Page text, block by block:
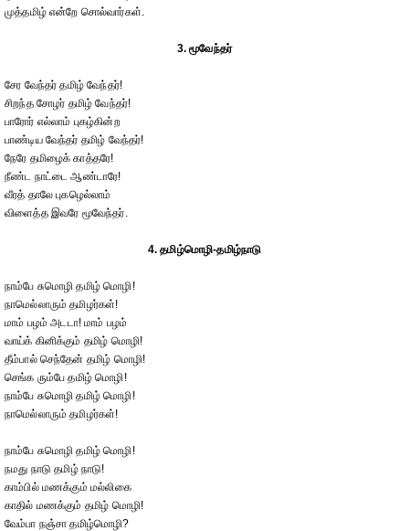
முத்தமிழ் என்றே சொல்வார்கள்.
3. மூவேந்தர்
சேர வேந்தர் தமிழ் வேந்தர்!
சிறந்த சோழர் தமிழ் வேந்தர்!
பாரோர் எல்லாம் புகழ்கின்ற
பாண்டிய வேந்தர் தமிழ் வேந்தர்!
நேரே தமிழைக் காத்தரே!
நீண்ட நாட்டை ஆண்டாரே!
வீரத் தாலே புகழெல்லாம்
விளைத்த இவரே மூவேந்தர்.
4. தமிழ்மொழி-தமிழ்நாடு
நாம்பே சுமொழி தமிழ் மொழி!
நாமெல்லாரும் தமிழர்கள்!
மாம் பழம் அடடா! மாம் பழம்
வாய்க் கினிக்கும் தமிழ் மொழி!
தீம்பால் செந்தேன் தமிழ் மொழி!
செங்க ரும்பே தமிழ் மொழி!
நாம்பே சுமொழி தமிழ் மொழி!
நாமெல்லாரும் தமிழர்கள்!
நாம்பே சுமொழி தமிழ் மொழி!
நமது நாடு தமிழ் நாடு!
காம்பில் மணக்கும் மல்லிகை
காதில் மணக்கும் தமிழ் மொழி!
வேம்பா நஞ்சா தமிழ்மொழி?